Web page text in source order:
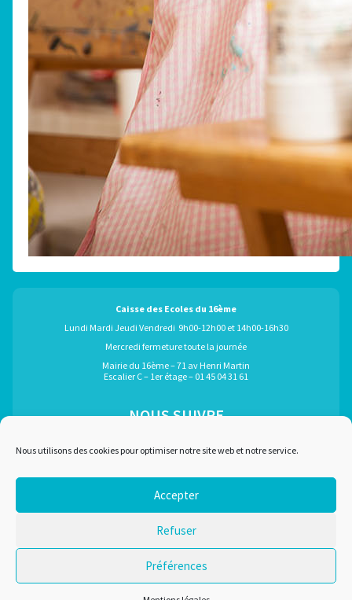
Nous utilisons des cookies pour optimiser notre site web et notre service.
Accepter
Refuser
Préférences
Caisse des Ecoles du 16ème
Lundi Mardi Jeudi Vendredi 9h00-12h00 et 14h00-16h30
Mercredi fermeture toute la journée
Mairie du 16ème – 71 av Henri Martin
Escalier C – 1er étage – 01 45 04 31 61
NOUS SUIVRE
Marchés publics
Recrutement
Liens utiles
Conditions d'utilisation
Plan du site
Mentions légales
Nous contacter